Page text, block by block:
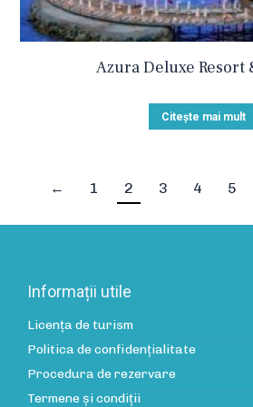
Azura Deluxe Resort
Citește mai mult
← 1 2 3 4 5
Informații utile
Licența de turism
Politica de confidenţialitate
Procedura de rezervare
Termene și condiții